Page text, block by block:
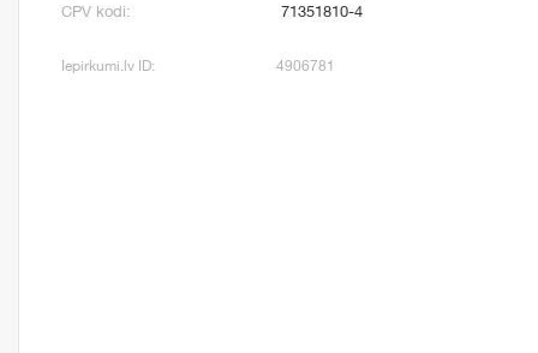
CPV kodi:
71351810-4
Iepirkumi.lv ID: 4906781